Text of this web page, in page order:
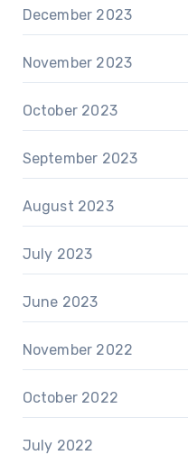
December 2023
November 2023
October 2023
September 2023
August 2023
July 2023
June 2023
November 2022
October 2022
July 2022